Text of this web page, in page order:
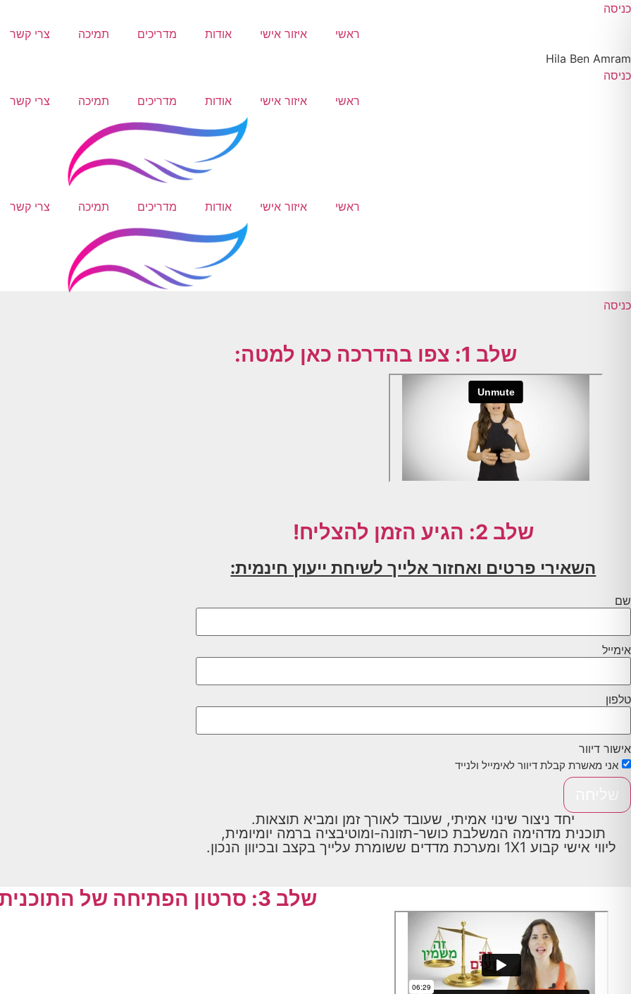
דלג
כניסה
ראשי
איזור אישי אודות מדריכים תמיכה צרי קשר
Hila Ben Amram
כניסה
ראשי
איזור אישי אודות מדריכים תמיכה צרי קשר
ראשי איזור אישי אודות מדריכים תמיכה צרי קשר
כניסה
שלב 1: צפו בהדרכה כאן למטה:
שלב 2: הגיע הזמן להצליח!
השאירי פרטים ואחזור אלייך לשיחת ייעוץ חינמית:
שם
אימייל
טלפון
אישור דיוור
אני מאשרת קבלת דיוור לאימייל ולנייד
יחד ניצור שינוי אמיתי, שעובד לאורך זמן ומביא תוצאות.
תוכנית מדהימה המשלבת כושר-תזונה-ומוטיבציה ברמה יומיומית,
ליווי אישי קבוע 1X1 ומערכת מדדים ששומרת עלייך בקצב ובכיוון הנכון.
שלב 3: סרטון הפתיחה של התוכנית